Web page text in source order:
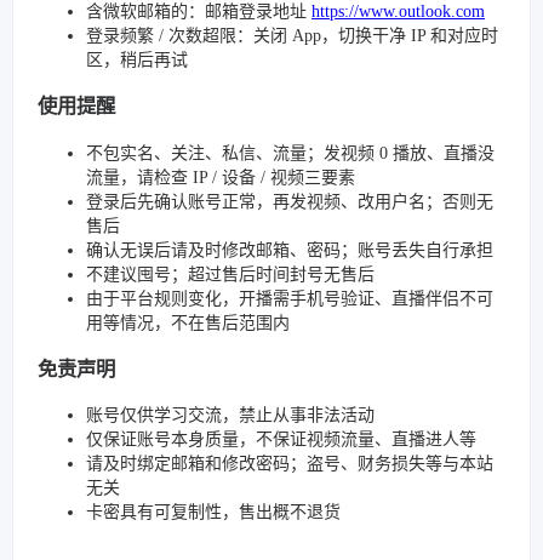
含微软邮箱的：邮箱登录地址 https://www.outlook.com
登录频繁 / 次数超限：关闭 App，切换干净 IP 和对应时
区，稍后再试
使用提醒
不包实名、关注、私信、流量；发视频 0 播放、直播没
流量，请检查 IP / 设备 / 视频三要素
登录后先确认账号正常，再发视频、改用户名；否则无
售后
确认无误后请及时修改邮箱、密码；账号丢失自行承担
不建议囤号；超过售后时间封号无售后
由于平台规则变化，开播需手机号验证、直播伴侣不可
用等情况，不在售后范围内
免责声明
账号仅供学习交流，禁止从事非法活动
仅保证账号本身质量，不保证视频流量、直播进人等
请及时绑定邮箱和修改密码；盗号、财务损失等与本站
无关
卡密具有可复制性，售出概不退货